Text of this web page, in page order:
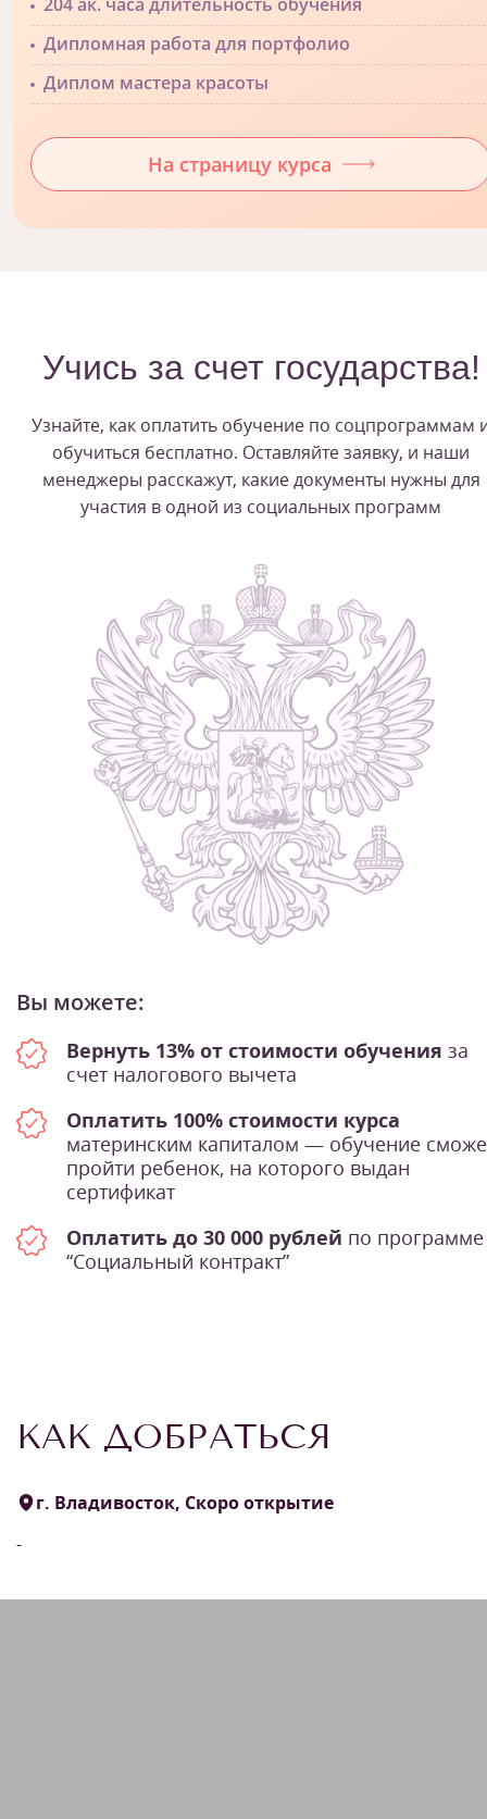
Дипломная работа для портфолио
Диплом мастера красоты
На страницу курса
Учись за счет государства!
Узнайте, как оплатить обучение по соцпрограммам
обучиться бесплатно. Оставляйте заявку, и наши
менеджеры расскажут, какие документы нужны для
участия в одной из социальных программ
Вы можете:
Вернуть 13% от стоимости обучения за
счет налогового вычета
Оплатить 100% стоимости курса
материнским капиталом — обучение
пройти ребенок, на которого выдан
сертификат
Оплатить до 30 000 рублей по программе
“Социальный контракт”
КАК ДОБРАТЬСЯ
г. Владивосток, Скоро открытие
-